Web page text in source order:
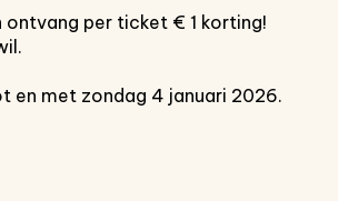
per ticket € 1 korting!
en met zondag 4 januari 2026.